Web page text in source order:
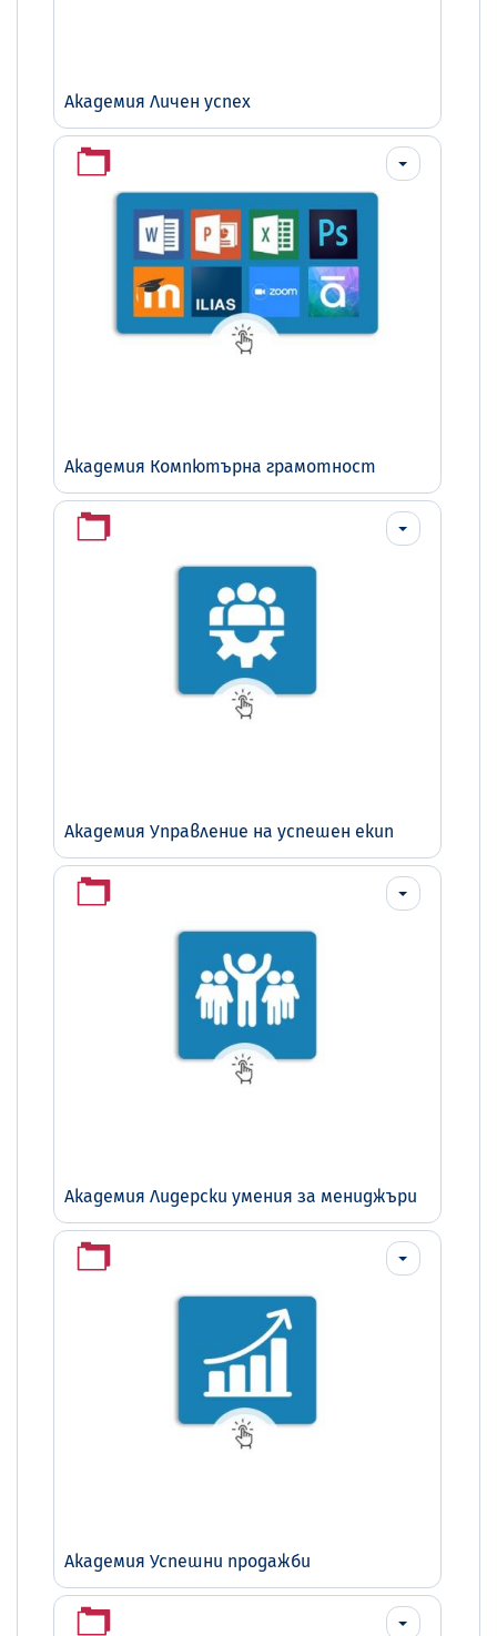
Академия Личен успех
Академия Компютърна грамотност
Академия Управление на успешен екип
Академия Лидерски умения за мениджъри
Академия Успешни продажби